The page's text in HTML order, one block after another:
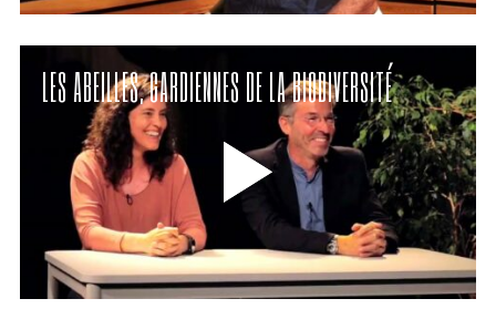
LES ABEILLES, GARDIENNES DE LA BIODIVERSITÉ